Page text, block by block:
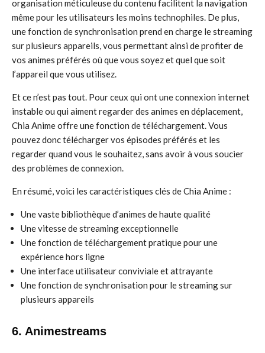
organisation méticuleuse du contenu facilitent la navigation
même pour les utilisateurs les moins technophiles. De plus,
une fonction de synchronisation prend en charge le streaming
sur plusieurs appareils, vous permettant ainsi de profiter de
vos animes préférés où que vous soyez et quel que soit
l’appareil que vous utilisez.
Et ce n’est pas tout. Pour ceux qui ont une connexion internet
instable ou qui aiment regarder des animes en déplacement,
Chia Anime offre une fonction de téléchargement. Vous
pouvez donc télécharger vos épisodes préférés et les
regarder quand vous le souhaitez, sans avoir à vous soucier
des problèmes de connexion.
En résumé, voici les caractéristiques clés de Chia Anime :
Une vaste bibliothèque d’animes de haute qualité
Une vitesse de streaming exceptionnelle
Une fonction de téléchargement pratique pour une
expérience hors ligne
Une interface utilisateur conviviale et attrayante
Une fonction de synchronisation pour le streaming sur
plusieurs appareils
6. Animestreams